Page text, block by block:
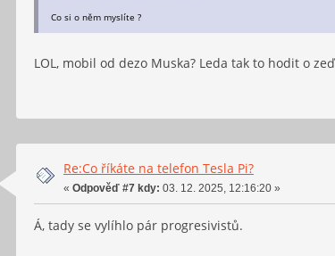
Co si o něm myslíte ?
LOL, mobil od dezo Muska? Leda tak to hodit o
Re:Co říkáte na telefon Tesla Pi?
« Odpověď #7 kdy: 03. 12. 2025, 12:16:20 »
Á, tady se vylíhlo pár progresivistů.